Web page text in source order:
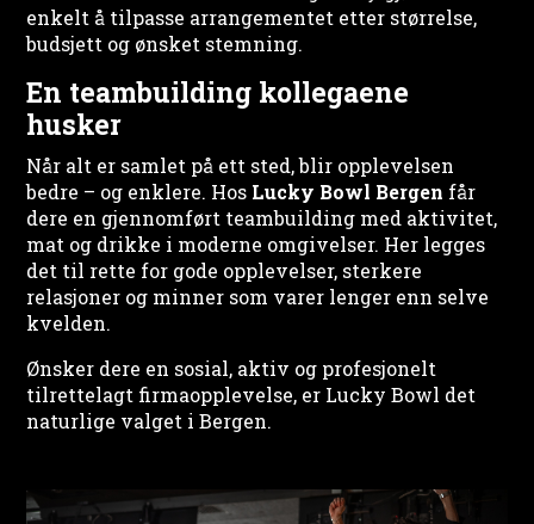
enkelt å tilpasse arrangementet etter størrelse,
budsjett og ønsket stemning.
En teambuilding kollegaene
husker
Når alt er samlet på ett sted, blir opplevelsen
bedre – og enklere. Hos Lucky Bowl Bergen får
dere en gjennomført teambuilding med aktivitet,
mat og drikke i moderne omgivelser. Her legges
det til rette for gode opplevelser, sterkere
relasjoner og minner som varer lenger enn selve
kvelden.
Ønsker dere en sosial, aktiv og profesjonelt
tilrettelagt firmaopplevelse, er Lucky Bowl det
naturlige valget i Bergen.